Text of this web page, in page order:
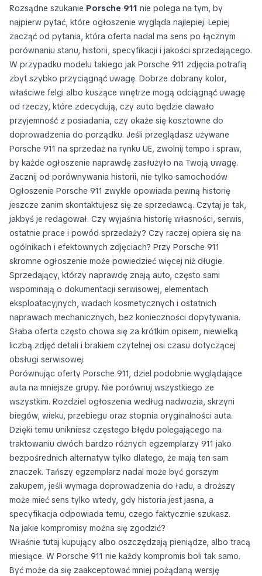
Rozsądne szukanie Porsche 911 nie polega na tym, by
najpierw pytać, które ogłoszenie wygląda najlepiej. Lepiej
zacząć od pytania, która oferta nadal ma sens po łącznym
porównaniu stanu, historii, specyfikacji i jakości sprzedającego.
W przypadku modelu takiego jak Porsche 911 zdjęcia potrafią
zbyt szybko przyciągnąć uwagę. Dobrze dobrany kolor,
właściwe felgi albo kuszące wnętrze mogą odciągnąć uwagę
od rzeczy, które zdecydują, czy auto będzie dawało
przyjemność z posiadania, czy okaże się kosztowne do
doprowadzenia do porządku. Jeśli przeglądasz używane
Porsche 911 na sprzedaż na rynku UE, zwolnij tempo i spraw,
by każde ogłoszenie naprawdę zasłużyło na Twoją uwagę.
Zacznij od porównywania historii, nie tylko samochodów
Ogłoszenie Porsche 911 zwykle opowiada pewną historię
jeszcze zanim skontaktujesz się ze sprzedawcą. Czytaj je tak,
jakbyś je redagował. Czy wyjaśnia historię własności, serwis,
ostatnie prace i powód sprzedaży? Czy raczej opiera się na
ogólnikach i efektownych zdjęciach? Przy Porsche 911
skromne ogłoszenie może powiedzieć więcej niż długie.
Sprzedający, którzy naprawdę znają auto, często sami
wspominają o dokumentacji serwisowej, elementach
eksploatacyjnych, wadach kosmetycznych i ostatnich
naprawach mechanicznych, bez konieczności dopytywania.
Słaba oferta często chowa się za krótkim opisem, niewielką
liczbą zdjęć detali i brakiem czytelnej osi czasu dotyczącej
obsługi serwisowej.
Porównując oferty Porsche 911, dziel podobnie wyglądające
auta na mniejsze grupy. Nie porównuj wszystkiego ze
wszystkim. Rozdziel ogłoszenia według nadwozia, skrzyni
biegów, wieku, przebiegu oraz stopnia oryginalności auta.
Dzięki temu unikniesz częstego błędu polegającego na
traktowaniu dwóch bardzo różnych egzemplarzy 911 jako
bezpośrednich alternatyw tylko dlatego, że mają ten sam
znaczek. Tańszy egzemplarz nadal może być gorszym
zakupem, jeśli wymaga doprowadzenia do ładu, a droższy
może mieć sens tylko wtedy, gdy historia jest jasna, a
specyfikacja odpowiada temu, czego faktycznie szukasz.
Na jakie kompromisy można się zgodzić?
Właśnie tutaj kupujący albo oszczędzają pieniądze, albo tracą
miesiące. W Porsche 911 nie każdy kompromis boli tak samo.
Być może da się zaakceptować mniej pożądaną wersję